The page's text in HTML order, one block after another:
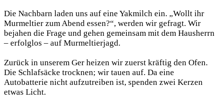
Die Nachbarn laden uns auf eine Yakmilch ein. „Wollt ihr
Murmeltier zum Abend essen?“, werden wir gefragt. Wir
bejahen die Frage und gehen gemeinsam mit dem Hausherrn
– erfolglos – auf Murmeltierjagd.
Zurück in unserem Ger heizen wir zuerst kräftig den Ofen.
Die Schlafsäcke trocknen; wir tauen auf. Da eine
Autobatterie nicht aufzutreiben ist, spenden zwei Kerzen
etwas Licht.